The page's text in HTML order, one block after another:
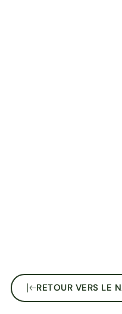
RETOUR VERS LE